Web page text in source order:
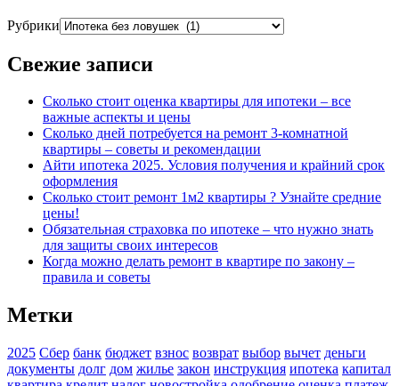
Рубрики
Свежие записи
Сколько стоит оценка квартиры для ипотеки – все
важные аспекты и цены
Сколько дней потребуется на ремонт 3-комнатной
квартиры – советы и рекомендации
Айти ипотека 2025. Условия получения и крайний срок
оформления
Сколько стоит ремонт 1м2 квартиры ? Узнайте средние
цены!
Обязательная страховка по ипотеке – что нужно знать
для защиты своих интересов
Когда можно делать ремонт в квартире по закону –
правила и советы
Метки
2025 Сбер банк бюджет взнос возврат выбор вычет деньги
документы долг дом жилье закон инструкция ипотека капитал